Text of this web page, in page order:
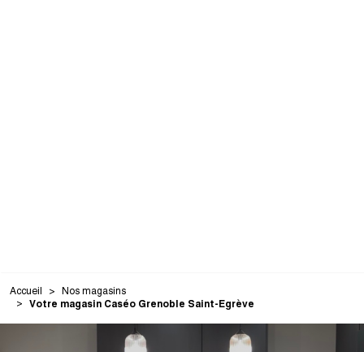
Accueil Nos magasins
Votre magasin Caséo Grenoble Saint-Egrève